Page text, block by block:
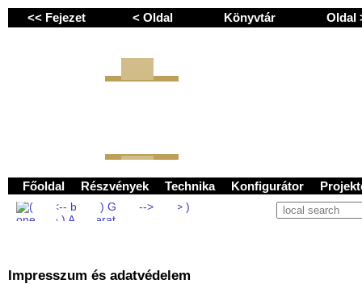
Impresszum és adatvédelem
<< Fejezet < Oldal Könyvtár
Főoldal Részvények Technika Konfigurátor